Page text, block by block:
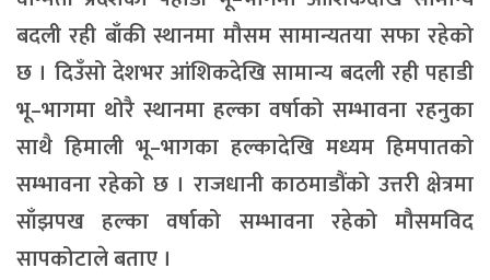
बदली रही बाँकी स्थानमा मौसम सामान्यतया सफा रहेको
छ । दिउँसो देशभर आंशिकदेखि सामान्य बदली रही पहाडी
भू–भागमा थोरै स्थानमा हल्का वर्षाको सम्भावना रहनुका
साथै हिमाली भू–भागका हल्कादेखि मध्यम हिमपातको
सम्भावना रहेको छ । राजधानी काठमाडौंको उत्तरी क्षेत्रमा
साँझपख हल्का वर्षाको सम्भावना रहेको मौसमविद
सापकोटाले बताए ।